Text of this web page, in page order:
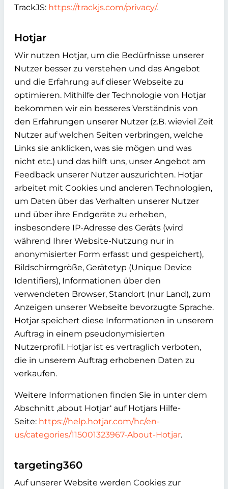
TrackJS: https://trackjs.com/privacy/.
Hotjar
Wir nutzen Hotjar, um die Bedürfnisse unserer
Nutzer besser zu verstehen und das Angebot
und die Erfahrung auf dieser Webseite zu
optimieren. Mithilfe der Technologie von Hotjar
bekommen wir ein besseres Verständnis von
den Erfahrungen unserer Nutzer (z.B. wieviel Zeit
Nutzer auf welchen Seiten verbringen, welche
Links sie anklicken, was sie mögen und was
nicht etc.) und das hilft uns, unser Angebot am
Feedback unserer Nutzer auszurichten. Hotjar
arbeitet mit Cookies und anderen Technologien,
um Daten über das Verhalten unserer Nutzer
und über ihre Endgeräte zu erheben,
insbesondere IP-Adresse des Geräts (wird
während Ihrer Website-Nutzung nur in
anonymisierter Form erfasst und gespeichert),
Bildschirmgröße, Gerätetyp (Unique Device
Identifiers), Informationen über den
verwendeten Browser, Standort (nur Land), zum
Anzeigen unserer Webseite bevorzugte Sprache.
Hotjar speichert diese Informationen in unserem
Auftrag in einem pseudonymisierten
Nutzerprofil. Hotjar ist es vertraglich verboten,
die in unserem Auftrag erhobenen Daten zu
verkaufen.
Weitere Informationen finden Sie in unter dem
Abschnitt ‚about Hotjar‘ auf Hotjars Hilfe-
Seite: https://help.hotjar.com/hc/en-
us/categories/115001323967-About-Hotjar.
targeting360
Auf unserer Website werden Cookies zur